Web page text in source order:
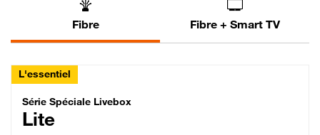
Fibre Fibre + Smart TV
L'essentiel
Série Spéciale Livebox Lite Fibre
Série Spéciale Livebox
Lite